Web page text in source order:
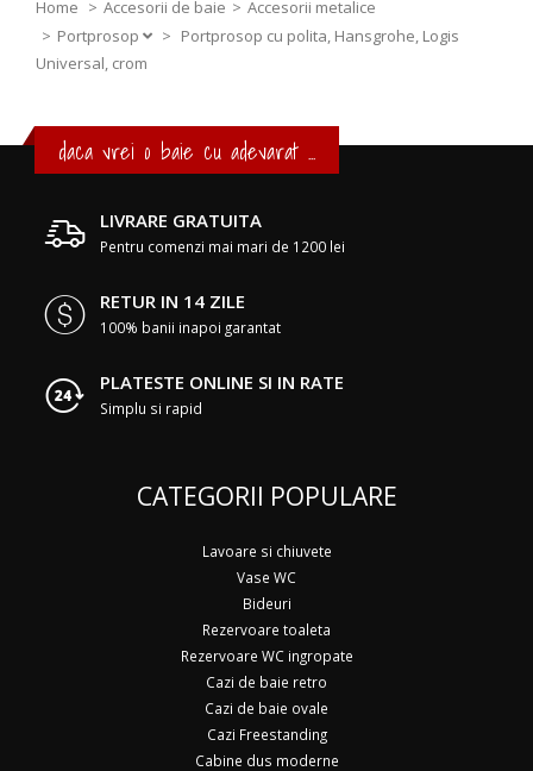
Home Accesorii de baie
Accesorii metalice
Portprosop
> Portprosop cu polita, Hansgrohe, Logis
Universal, crom
daca vrei o baie cu adevarat ...
LIVRARE GRATUITA
Pentru comenzi mai mari de 1200 lei
RETUR IN 14 ZILE
100% banii inapoi garantat
PLATESTE ONLINE SI IN RATE
Simplu si rapid
CATEGORII POPULARE
Lavoare si chiuvete
Vase WC
Bideuri
Rezervoare toaleta
Rezervoare WC ingropate
Cazi de baie retro
Cazi de baie ovale
Cazi Freestanding
Cabine dus moderne